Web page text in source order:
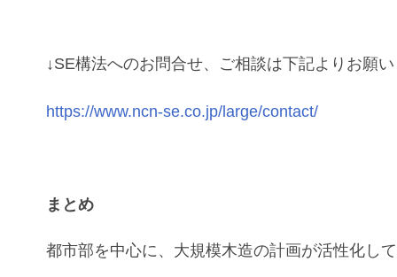
↓SE構法へのお問合せ、ご相談は下記よりお願
https://www.ncn-se.co.jp/large/contact/
まとめ
都市部を中心に、大規模木造の計画が活性化し